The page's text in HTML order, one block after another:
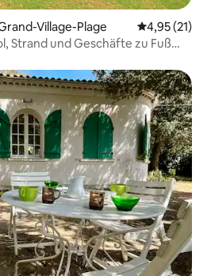
Village-Plage
4,95 (21)
Strand und Geschäfte zu Fuß